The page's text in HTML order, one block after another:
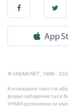
© UNIAN.NET, 1998 -
Копіювання текстів
формі забороняється
УНІАН дозволено за